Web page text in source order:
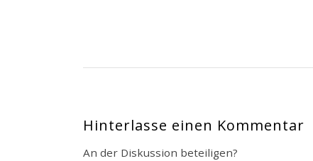
Hinterlasse einen Kommentar
An der Diskussion beteiligen?